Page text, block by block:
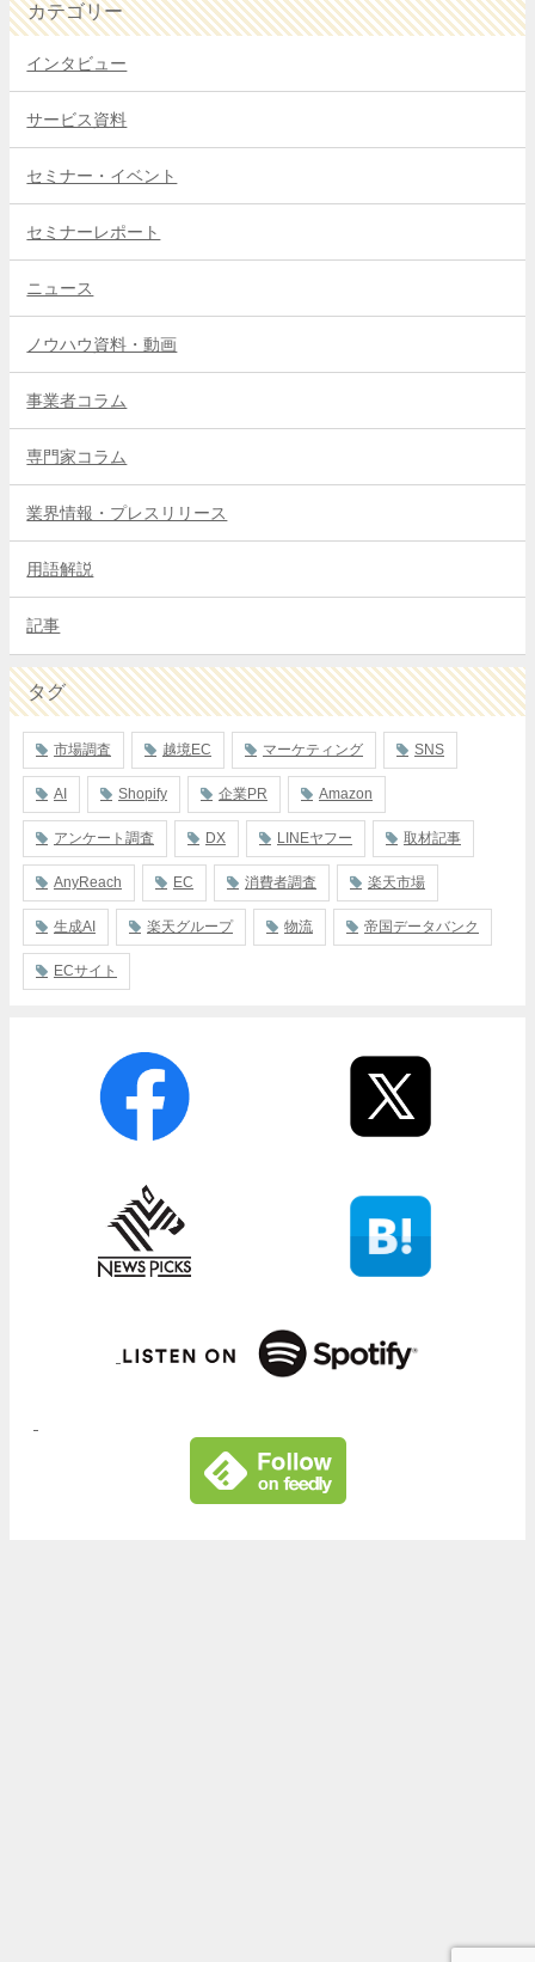
カテゴリー
インタビュー
サービス資料
セミナー・イベント
セミナーレポート
ニュース
ノウハウ資料・動画
事業者コラム
専門家コラム
業界情報・プレスリリース
用語解説
記事
タグ
市場調査 越境EC マーケティング SNS
AI Shopify 企業PR Amazon
アンケート調査 DX LINEヤフー 取材記事
AnyReach EC 消費者調査 楽天市場
生成AI 楽天グループ 物流 帝国データバンク
ECサイト